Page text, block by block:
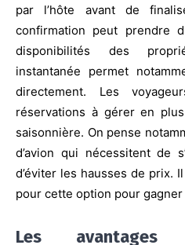
par l’hôte avant de
confirmation peut prendre
disponibilités des
instantanée permet
directement. Les
réservations à gérer en
saisonnière. On pense
d’avion qui nécessitent de
d’éviter les hausses de prix.
pour cette option pour
Les avantages